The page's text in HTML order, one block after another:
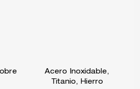
Acero Inoxidable,
Titanio, Hierro